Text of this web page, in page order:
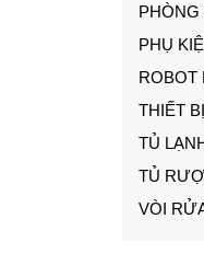
PHỤ
ROBOT
THIẾT
TỦ
TỦ
VÒI